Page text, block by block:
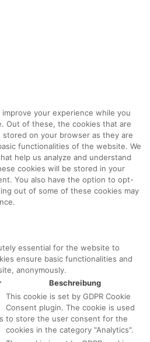
your experience while you
Out of these, the cookies that are
stored on your browser as they are
functionalities of the website. We
help us analyze and understand
cookies will be stored in your
You also have the option to opt-
out of some of these cookies may
essential for the website to
ensure basic functionalities and
anonymously.
Beschreibung
This cookie is set by GDPR Cookie
Consent plugin. The cookie is used
to store the user consent for the
cookies in the category "Analytics".